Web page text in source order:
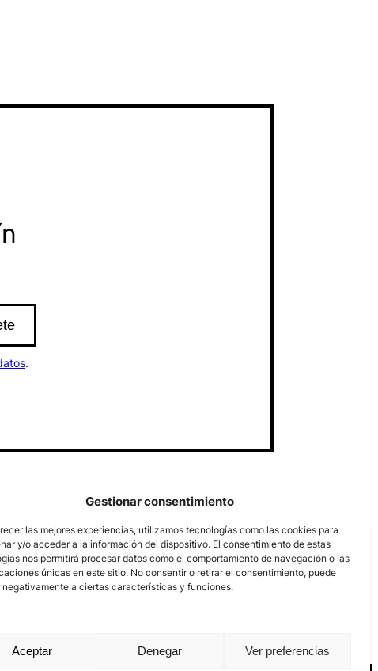
Gestionar consentimiento
las mejores experiencias, utilizamos tecnologías como las cookies para
y/o acceder a la información del dispositivo. El consentimiento de estas
nos permitirá procesar datos como el comportamiento de navegación o las
únicas en este sitio. No consentir o retirar el consentimiento, puede
a ciertas características y funciones.
Aceptar Denegar Ver preferencias
.